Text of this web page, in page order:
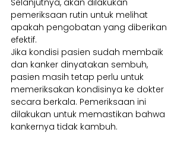
Selanjutnya, akan dilakukan
pemeriksaan rutin untuk melihat
apakah pengobatan yang diberikan
efektif.
Jika kondisi pasien sudah membaik
dan kanker dinyatakan sembuh,
pasien masih tetap perlu untuk
memeriksakan kondisinya ke dokter
secara berkala. Pemeriksaan ini
dilakukan untuk memastikan bahwa
kankernya tidak kambuh.